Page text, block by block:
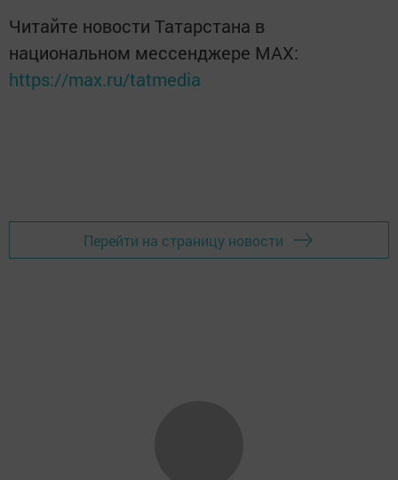
Читайте новости Татарстана в
национальном мессенджере MАХ:
https://max.ru/tatmedia
Перейти на страницу новости